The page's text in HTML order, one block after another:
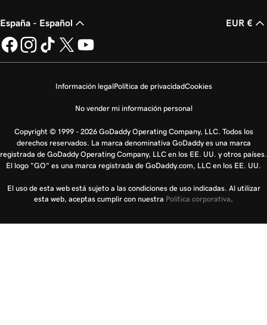
España - Español EUR €
Información legalPolítica de privacidadCookies
No vender mi información personal
Copyright © 1999 - 2026 GoDaddy Operating Company, LLC. Todos los
derechos reservados. La marca denominativa GoDaddy es una marca
registrada de GoDaddy Operating Company, LLC en los EE. UU. y otros países.
El logo "GO" es una marca registrada de GoDaddy.com, LLC en los EE. UU.
El uso de esta web está sujeto a las condiciones de uso indicadas. Al utilizar
esta web, aceptas cumplir con nuestra Política corporativa.